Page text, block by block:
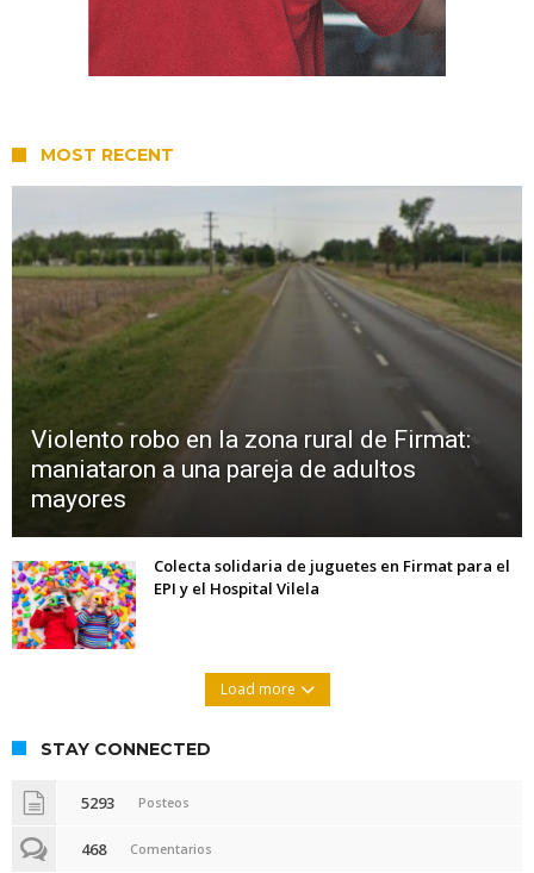
MOST RECENT
Violento robo en la zona rural de Firmat:
maniataron a una pareja de adultos
mayores
Colecta solidaria de juguetes en Firmat para el
EPI y el Hospital Vilela
Load more
STAY CONNECTED
5293 Posteos
468 Comentarios